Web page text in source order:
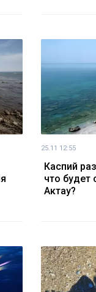
25.11 12:55
Каспий
что будет
Актау?